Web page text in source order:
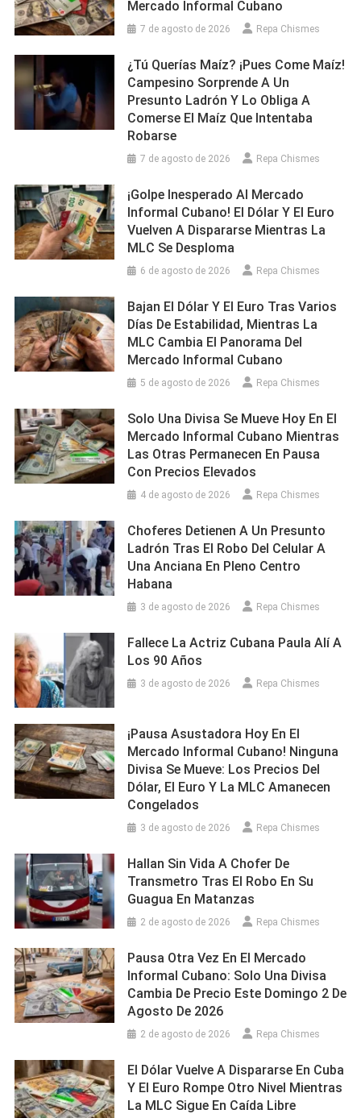
Mercado Informal Cubano
7 de agosto de 2026 Repa Chismes
¿Tú Querías Maíz? ¡Pues Come Maíz!
Campesino Sorprende A Un
Presunto Ladrón Y Lo Obliga A
Comerse El Maíz Que Intentaba
Robarse
7 de agosto de 2026 Repa Chismes
¡Golpe Inesperado Al Mercado
Informal Cubano! El Dólar Y El Euro
Vuelven A Dispararse Mientras La
MLC Se Desploma
6 de agosto de 2026 Repa Chismes
Bajan El Dólar Y El Euro Tras Varios
Días De Estabilidad, Mientras La
MLC Cambia El Panorama Del
Mercado Informal Cubano
5 de agosto de 2026 Repa Chismes
Solo Una Divisa Se Mueve Hoy En El
Mercado Informal Cubano Mientras
Las Otras Permanecen En Pausa
Con Precios Elevados
4 de agosto de 2026 Repa Chismes
Choferes Detienen A Un Presunto
Ladrón Tras El Robo Del Celular A
Una Anciana En Pleno Centro
Habana
3 de agosto de 2026 Repa Chismes
Fallece La Actriz Cubana Paula Alí A
Los 90 Años
3 de agosto de 2026 Repa Chismes
¡Pausa Asustadora Hoy En El
Mercado Informal Cubano! Ninguna
Divisa Se Mueve: Los Precios Del
Dólar, El Euro Y La MLC Amanecen
Congelados
3 de agosto de 2026 Repa Chismes
Hallan Sin Vida A Chofer De
Transmetro Tras El Robo En Su
Guagua En Matanzas
2 de agosto de 2026 Repa Chismes
Pausa Otra Vez En El Mercado
Informal Cubano: Solo Una Divisa
Cambia De Precio Este Domingo 2 De
Agosto De 2026
2 de agosto de 2026 Repa Chismes
El Dólar Vuelve A Dispararse En Cuba
Y El Euro Rompe Otro Nivel Mientras
La MLC Sigue En Caída Libre